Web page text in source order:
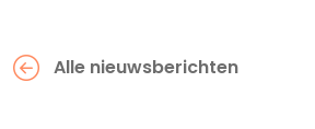
Alle nieuwsberichten